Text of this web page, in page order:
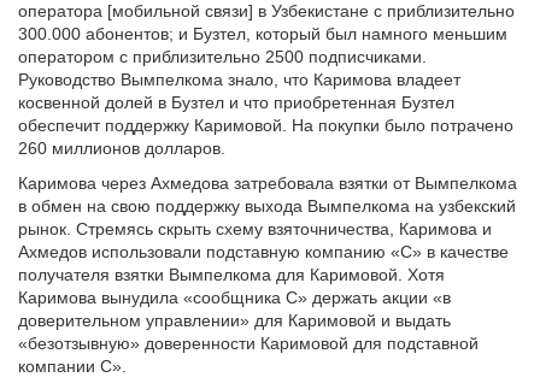
оператора [мобильной связи] в Узбекистане с приблизительно
300.000 абонентов; и Бузтел, который был намного меньшим
оператором с приблизительно 2500 подписчиками.
Руководство Вымпелкома знало, что Каримова владеет
косвенной долей в Бузтел и что приобретенная Бузтел
обеспечит поддержку Каримовой. На покупки было потрачено
260 миллионов долларов.
Каримова через Ахмедова затребовала взятки от Вымпелкома
в обмен на свою поддержку выхода Вымпелкома на узбекский
рынок. Стремясь скрыть схему взяточничества, Каримова и
Ахмедов использовали подставную компанию «C» в качестве
получателя взятки Вымпелкома для Каримовой. Хотя
Каримова вынудила «сообщника C» держать акции «в
доверительном управлении» для Каримовой и выдать
«безотзывную» доверенности Каримовой для подставной
компании C».